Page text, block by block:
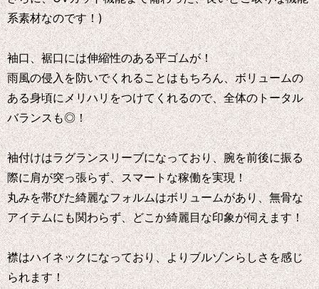
系素材なのです！)
袖口、裾口には伸縮性のある平ゴムが！
雨風の侵入を防いでくれることはもちろん、ボリュームの
ある身頃にメリハリをつけてくれるので、全体のトータル
バランスも◎！
袖付けはラグランスリーブになっており、腕を前後に振る
際に肩が突っ張らず、スマートな稼働を実現！
丸みを帯びた綺麗なフォルムはボリュームがあり、無骨な
アイテムにも関わらず、どこか綺麗目な印象が伺えます！
襟はハイネックになっており、よりブルゾンらしさを感じ
られます！